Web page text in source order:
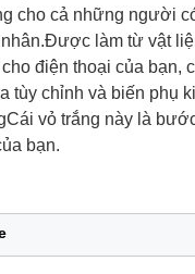
cho cả những người
làm từ vật
điện thoại của bạn,
tùy chỉnh và biến phụ
vỏ trắng này là
bạn.